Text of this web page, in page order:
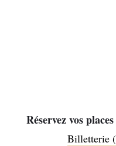
Réservez vos
Billetterie